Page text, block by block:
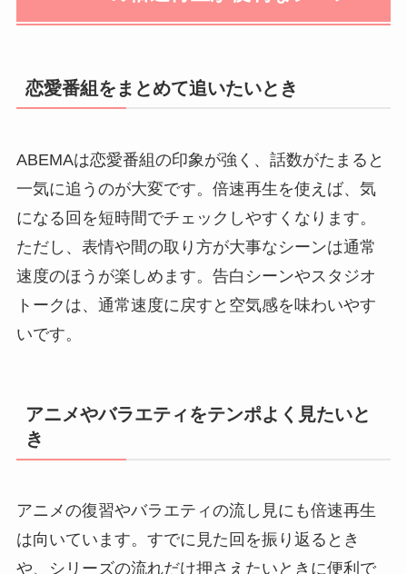
恋愛番組をまとめて追いたいとき
ABEMAは恋愛番組の印象が強く、話数がたまると
一気に追うのが大変です。倍速再生を使えば、気
になる回を短時間でチェックしやすくなります。
ただし、表情や間の取り方が大事なシーンは通常
速度のほうが楽しめます。告白シーンやスタジオ
トークは、通常速度に戻すと空気感を味わいやす
いです。
アニメやバラエティをテンポよく見たいと
き
アニメの復習やバラエティの流し見にも倍速再生
は向いています。すでに見た回を振り返るとき
や、シリーズの流れだけ押さえたいときに便利で